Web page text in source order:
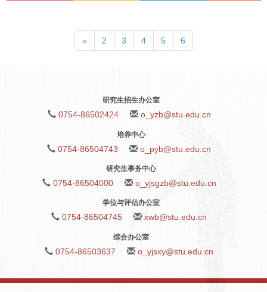
« 2 3 4 5 6
研究生招生办公室
0754-86502424 o_yzb@stu.edu.cn
培养中心
0754-86504743 o_pyb@stu.edu.cn
研究生事务中心
0754-86504000 o_yjsgzb@stu.edu.cn
学位与评估办公室
0754-86504745 xwb@stu.edu.cn
综合办公室
0754-86503637 o_yjsxy@stu.edu.cn